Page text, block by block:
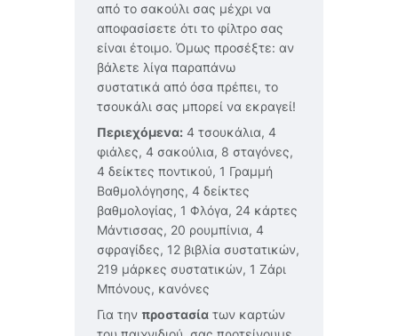
από το σακούλι σας μέχρι να
αποφασίσετε ότι το φίλτρο σας
είναι έτοιμο. Όμως προσέξτε: αν
βάλετε λίγα παραπάνω
συστατικά από όσα πρέπει, το
τσουκάλι σας μπορεί να εκραγεί!
Περιεχόμενα: 4 τσουκάλια, 4
φιάλες, 4 σακούλια, 8 σταγόνες,
4 δείκτες ποντικού, 1 Γραμμή
Βαθμολόγησης, 4 δείκτες
βαθμολογίας, 1 Φλόγα, 24 κάρτες
Μάντισσας, 20 ρουμπίνια, 4
σφραγίδες, 12 βιβλία συστατικών,
219 μάρκες συστατικών, 1 Ζάρι
Μπόνους, κανόνες
Για την προστασία των καρτών